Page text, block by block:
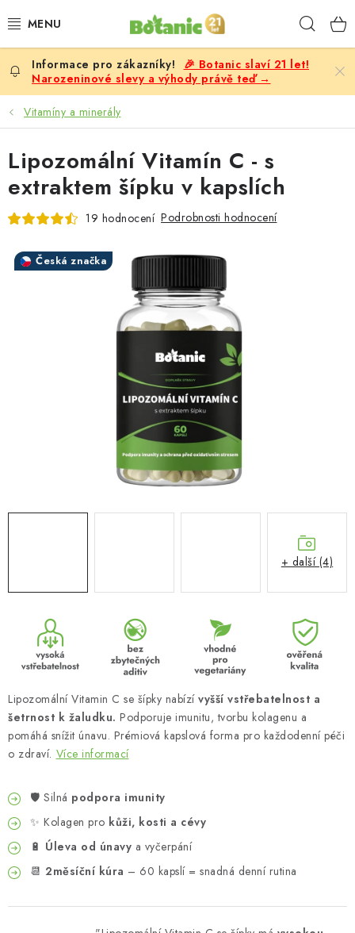
na
PREMIUM
DOPLŇKY STRAVY
CÍLE
POTRAVINY, NÁPOJE
BESTSELLERY
Recenze
Věrnostní program
Proč Botanic?
Kontakty
🎉 Botanic slaví 21 let!
Narozeninové slevy a výhody právě teď →
Vitamíny a minerály
Lipozomální Vitamin C se šípky nabízí vyšší vstřebatelnost a
šetrnost k žaludku. Podporuje imunitu, tvorbu kolagenu a
pomáhá snížit únavu. Prémiová kapslová forma pro každodenní péči
o zdraví. Více informací
🛡️ Silná podpora imunity
✨ Kolagen pro kůži, kosti a cévy
🔋 Úleva od únavy a vyčerpání
📆 2měsíční kúra – 60 kapslí = snadná denní rutina
Lipozomální Vitamín C - s
extraktem šípku v kapslích
19 hodnocení Podrobnosti hodnocení
Česká značka
+ další (4)